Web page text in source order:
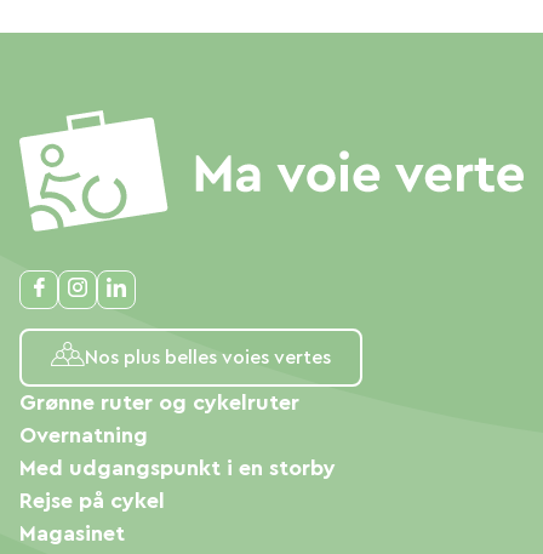
Nos plus belles voies vertes
Grønne ruter og cykelruter
Overnatning
Med udgangspunkt i en storby
Rejse på cykel
Magasinet